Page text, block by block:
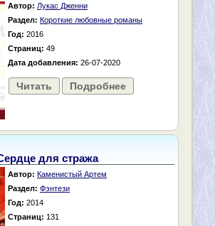
Автор: Лукас Дженни
Раздел: Короткие любовные романы
Год: 2016
Страниц: 49
Дата добавления: 26-07-2020
Читать Подробнее
для стража
Автор: Каменистый Артем
Раздел: Фэнтези
Год: 2014
Страниц: 131